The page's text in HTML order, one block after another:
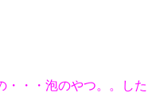
・・・泡のやつ。。した